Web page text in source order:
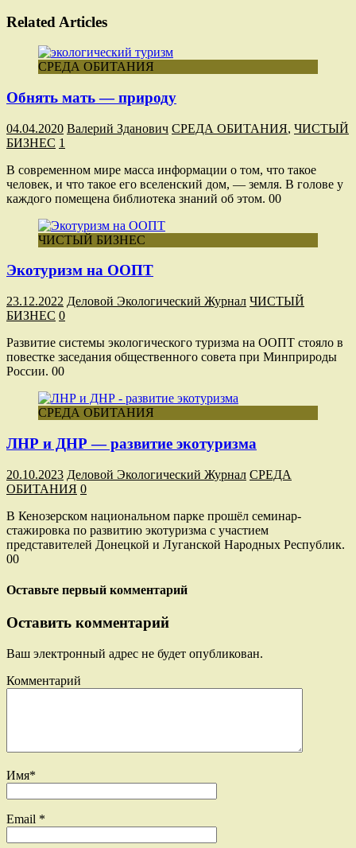
Related Articles
СРЕДА ОБИТАНИЯ
Обнять мать — природу
04.04.2020 Валерий Зданович СРЕДА ОБИТАНИЯ, ЧИСТЫЙ
БИЗНЕС 1
В современном мире масса информации о том, что такое
человек, и что такое его вселенский дом, — земля. В голове у
каждого помещена библиотека знаний об этом. 00
ЧИСТЫЙ БИЗНЕС
Экотуризм на ООПТ
23.12.2022 Деловой Экологический Журнал ЧИСТЫЙ
БИЗНЕС 0
Развитие системы экологического туризма на ООПТ стояло в
повестке заседания общественного совета при Минприроды
России. 00
СРЕДА ОБИТАНИЯ
ЛНР и ДНР — развитие экотуризма
20.10.2023 Деловой Экологический Журнал СРЕДА
ОБИТАНИЯ 0
В Кенозерском национальном парке прошёл семинар-
стажировка по развитию экотуризма с участием
представителей Донецкой и Луганской Народных Республик.
00
Оставьте первый комментарий
Оставить комментарий
Ваш электронный адрес не будет опубликован.
Комментарий
Имя*
Email *